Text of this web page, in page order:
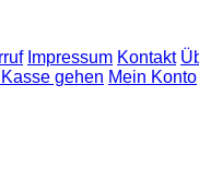
Impressum Kontakt
gehen Mein Konto